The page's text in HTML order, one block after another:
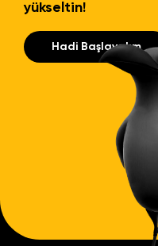
yükseltin!
Hadi Başlayalım